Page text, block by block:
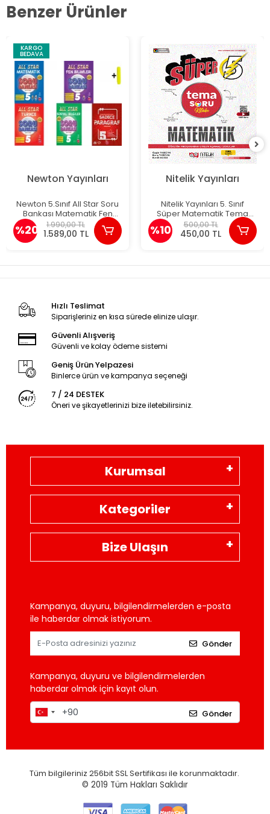
Benzer Ürünler
KARGO
BEDAVA
Newton Yayınları
Newton 5.Sınıf All Star Soru
Bankası Matematik Fen
Türkçe Sosyal Paragraf
Yeni
%20 1.990,00 TL
1.589,00 TL
Nitelik Yayınları
Nitelik Yayınları 5. Sınıf
Süper Matematik Tema
Soru Kitabı
%10 500,00 TL
450,00 TL
Hızlı Teslimat
Siparişleriniz en kısa sürede elinize ulaşır.
Güvenli Alışveriş
Güvenli ve kolay ödeme sistemi
Geniş Ürün Yelpazesi
Binlerce ürün ve kampanya seçeneği
7 / 24 DESTEK
Öneri ve şikayetlerinizi bize iletebilirsiniz.
Kurumsal
Kategoriler
Bize Ulaşın
Kampanya, duyuru, bilgilendirmelerden e-posta
ile haberdar olmak istiyorum.
Gönder
Kampanya, duyuru ve bilgilendirmelerden
haberdar olmak için kayıt olun.
Gönder
Tüm bilgileriniz 256bit SSL Sertifikası ile korunmaktadır.
© 2019 Tüm Hakları Saklıdır